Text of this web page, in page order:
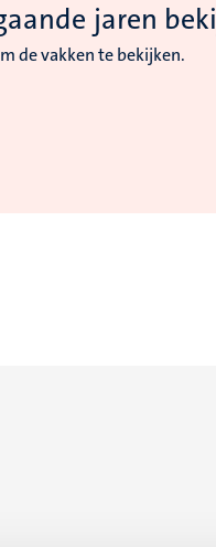
jaren
de vakken te bekijken.